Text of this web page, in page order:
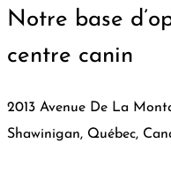
Notre base
centre canin
2013 Avenue De La
Shawinigan, Québec,